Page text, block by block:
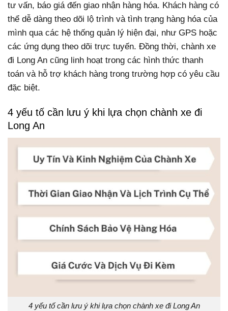
tư vấn, báo giá đến giao nhận hàng hóa. Khách hàng có
thể dễ dàng theo dõi lộ trình và tình trạng hàng hóa của
mình qua các hệ thống quản lý hiện đại, như GPS hoặc
các ứng dụng theo dõi trực tuyến. Đồng thời, chành xe
đi Long An cũng linh hoạt trong các hình thức thanh
toán và hỗ trợ khách hàng trong trường hợp có yêu cầu
đặc biệt.
4 yếu tố cần lưu ý khi lựa chọn chành xe đi
Long An
4 yếu tố cần lưu ý khi lựa chọn chành xe đi Long An